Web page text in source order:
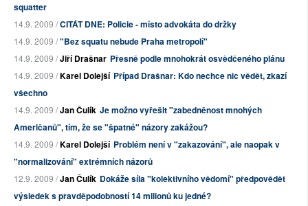
squatter
14.9. 2009 /CITÁT DNE: Policie - místo advokáta do držky
14.9. 2009 /"Bez squatu nebude Praha metropolí"
14.9. 2009 /Jiří Drašnar Přesně podle mnohokrát osvědčeného plánu
14.9. 2009 /Karel Dolejší Případ Drašnar: Kdo nechce nic vědět, zkazí
všechno
14.9. 2009 /Jan Čulík Je možno vyřešit "zabedněnost mnohých
Američanů", tím, že se "špatné" názory zakážou?
14.9. 2009 /Karel Dolejší Problém není v "zakazování", ale naopak v
"normalizování" extrémních názorů
12.9. 2009 /Jan Čulík Dokáže síla "kolektivního vědomí" předpovědět
výsledek s pravděpodobností 14 milionů ku jedné?